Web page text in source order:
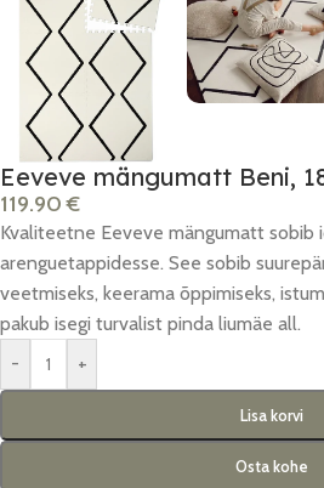
Eeveve mängumatt Beni,
119.90€
Kvaliteetne Eeveve mängumatt sobib
arenguetappidesse. See sobib
veetmiseks, keerama õppimiseks,
pakub isegi turvalist pinda liumäe all.
-
+
Lisa korvi
Osta kohe